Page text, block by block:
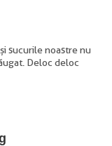
sucurile noastre nu
Deloc deloc